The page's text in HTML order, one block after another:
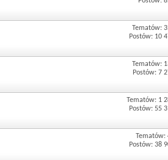
Tematów:
Postów: 10
Tematów:
Postów: 7
Tematów: 1
Postów: 55
Tematów:
Postów: 38